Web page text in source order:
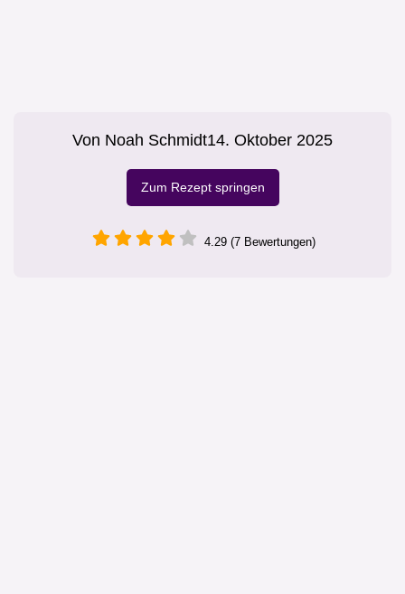
Von Noah Schmidt14. Oktober 2025
Zum Rezept springen
4.29 (7 Bewertungen)